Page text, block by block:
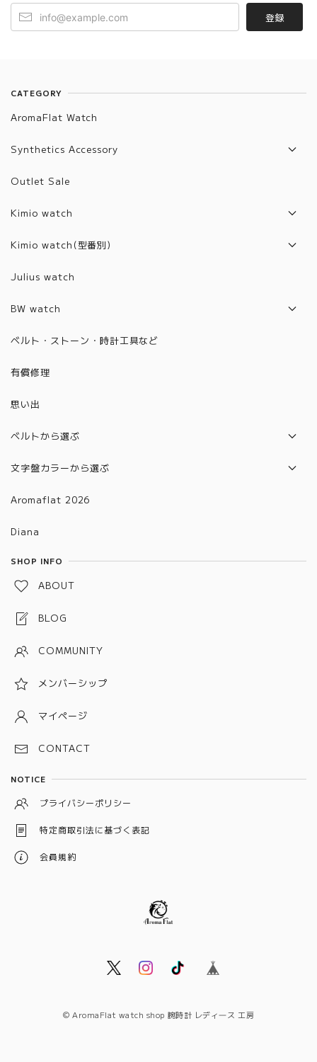
登録
CATEGORY
AromaFlat Watch
Synthetics Accessory
Artifact List
Outlet Sale
Kimio watch
2017年モデル
2021年モデル
2022年モデル
2023年モデル
2024年モデル
Kimio watch(型番別)
Z1001~2000
6301~6400
6401~6500
6501~6600
6601～6700
Julius watch
BW watch
2021年モデル
ベルト・ストーン・時計工具など
有償修理
思い出
ベルトから選ぶ
本革ベルト
文字盤カラーから選ぶ
グラデーション
パープル
グレー
ホワイト
Aromaflat 2026
Diana
SHOP INFO
ABOUT
BLOG
COMMUNITY
メンバーシップ
マイページ
CONTACT
NOTICE
プライバシーポリシー
特定商取引法に基づく表記
会員規約
© AromaFlat watch shop 腕時計 レディ―ス 工房